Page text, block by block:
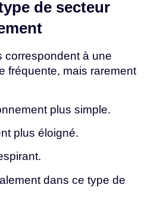
de secteur
correspondent à une
fréquente, mais rarement
plus simple.
plus éloigné.
dans ce type de